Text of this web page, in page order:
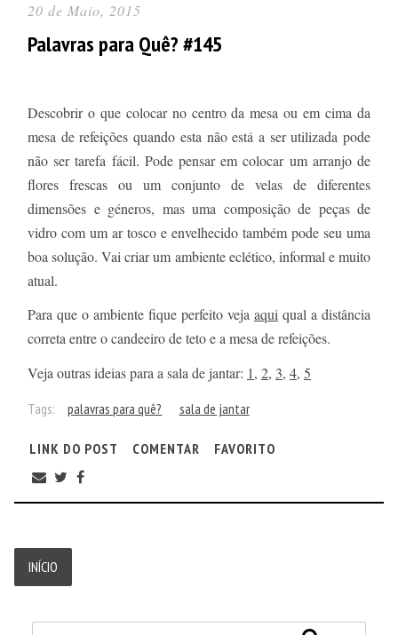
20 de Maio, 2015
Palavras para Quê? #145
Descobrir o que colocar no centro da mesa ou em cima da
mesa de refeições quando esta não está a ser utilizada pode
não ser tarefa fácil. Pode pensar em colocar um arranjo de
flores frescas ou um conjunto de velas de diferentes
dimensões e géneros, mas uma composição de peças de
vidro com um ar tosco e envelhecido também pode seu uma
boa solução. Vai criar um ambiente eclético, informal e muito
atual.
Para que o ambiente fique perfeito veja aqui qual a distância
correta entre o candeeiro de teto e a mesa de refeições.
Veja outras ideias para a sala de jantar: 1, 2, 3, 4, 5
Tags: palavras para quê? sala de jantar
LINK DO POST COMENTAR FAVORITO
INÍCIO